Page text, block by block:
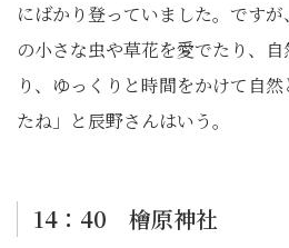
にばかり登っていました。です
の小さな虫や草花を愛でたり、
り、ゆっくりと時間をかけて自
たね」と辰野さんはいう。
14：40 檜原神社